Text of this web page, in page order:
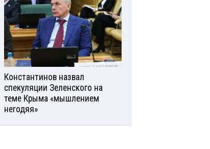
Константинов назвал
спекуляции Зеленского на
теме Крыма «мышлением
негодяя»